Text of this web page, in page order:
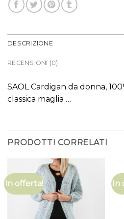
DESCRIZIONE
RECENSIONI (0)
SAOL Cardigan da donna,
classica maglia …
PRODOTTI CORRELATI
In offerta! In